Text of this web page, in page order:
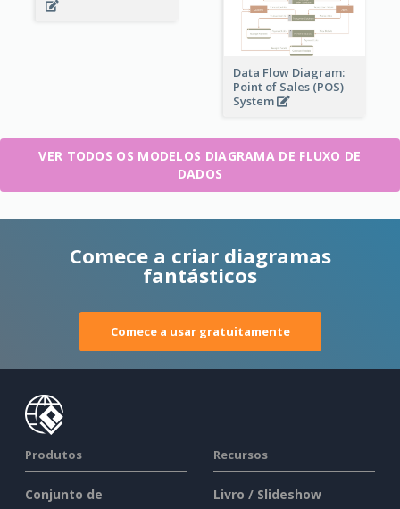
Data Flow Diagram:
Point of Sales (POS)
System
VER TODOS OS MODELOS DIAGRAMA DE FLUXO DE
DADOS
Comece a criar diagramas
fantásticos
Comece a usar gratuitamente
Produtos
Conjunto de
Recursos
Livro / Slideshow